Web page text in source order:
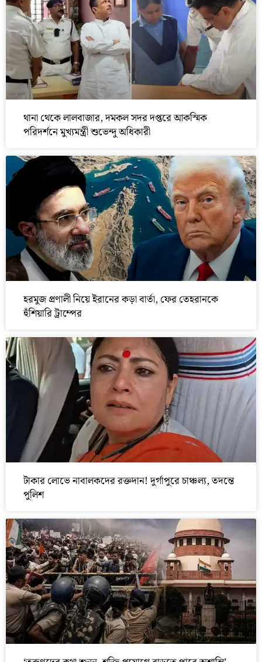
থানা থেকে লালবাজার, দমকল সদর দপ্তরে আকস্মিক
পরিদর্শনে মুখ্যমন্ত্রী শুভেন্দু অধিকারী
হরমুজ প্রণালী নিয়ে ইরানের কড়া বার্তা, ফের তেহরানকে
হুঁশিয়ারি ট্রাম্পের
টাকার লোভে নাবালকদের রক্তদান! দুর্গাপুরে চাঞ্চল্য, তদন্তে
পুলিশ